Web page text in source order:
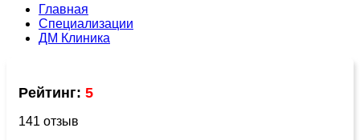
Главная
Специализации
ДМ Клиника
Рейтинг: 5
141 отзыв